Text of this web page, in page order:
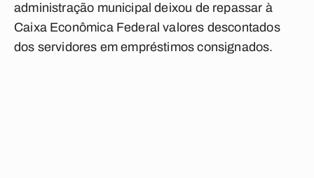
administração municipal deixou de repassar à
Caixa Econômica Federal valores descontados
dos servidores em empréstimos consignados.